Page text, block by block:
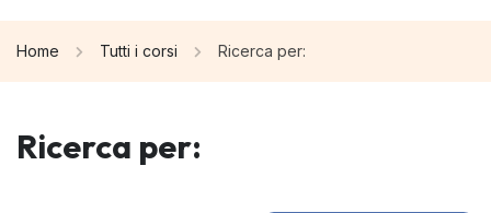
Home Tutti i corsi Ricerca per:
Ricerca per: